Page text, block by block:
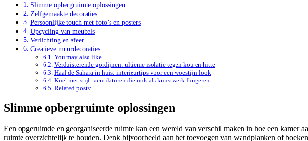
Slimme opbergruimte oplossingen
Zelfgemaakte decoraties
Persoonlijke touch met foto’s en posters
Upcycling van meubels
Verlichting en sfeer
Creatieve muurdecoraties
You may also like
Verduisterende gordijnen: ultieme isolatie tegen kou en hitte
Haal de Sahara in huis: interieurtips voor een woestijn-look
Koel met stijl: ventilatoren die ook als kunstwerk fungeren
Related posts:
Slimme opbergruimte oplossingen
Een opgeruimde en georganiseerde ruimte kan een wereld van verschil maken in hoe een
ruimte overzichtelijk te houden. Denk bijvoorbeeld aan het toevoegen van wandplanken of